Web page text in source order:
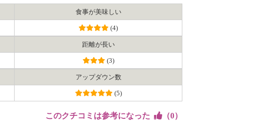
食事が美味しい
(4)
距離が長い
(3)
アップダウン数
(5)
このクチコミは参考になった （0）